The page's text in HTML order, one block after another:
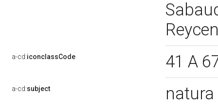
a-cd:iconclassCode 41 A
a-cd:subject